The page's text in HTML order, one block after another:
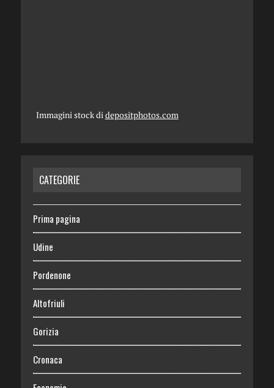
Immagini stock didepositphotos.com
CATEGORIE
Prima pagina
Udine
Pordenone
Altofriuli
Gorizia
Cronaca